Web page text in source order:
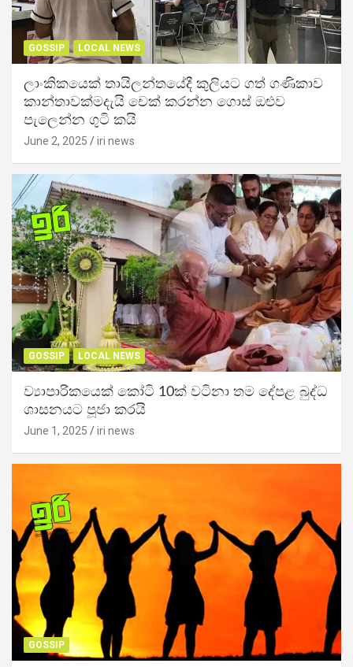
GOSSIP LOCAL NEWS
ලාංකිකයෙක් තායිලන්තයේදී කුලියට ගත් ගණිකාව
කාන්තාවක්මදැයි චෙක් කරන්න ගොස් ඔළුව
පැලෙන්න ගුටි කයි
June 2, 2025 iri news
GOSSIP LOCAL NEWS
ව්‍යාපාරිකයෙක් කෝටි 10ක් වටිනා තම දේපළ බුද්ධ
ශාසනයට පූජා කරයි
June 1, 2025 iri news
GOSSIP